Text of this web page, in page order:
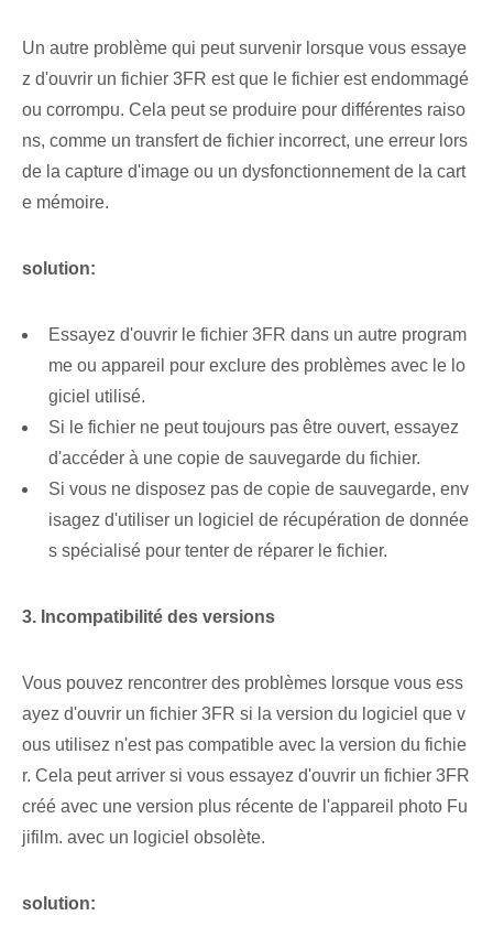
Un autre problème qui peut survenir lorsque vous essaye
z d'ouvrir un fichier 3FR est que le fichier est endommagé
ou corrompu. Cela peut se produire pour différentes raiso
ns, comme un transfert de fichier incorrect, une erreur lors
de la capture d'image ou un dysfonctionnement de la cart
e mémoire.
solution:
Essayez d'ouvrir le fichier 3FR dans un autre program
me ou appareil pour exclure des problèmes avec le lo
giciel utilisé.
Si le fichier ne peut toujours pas être ouvert, essayez
d'accéder à une copie de sauvegarde du fichier.
Si vous ne disposez pas de copie de sauvegarde, env
isagez d'utiliser un logiciel de récupération de donnée
s spécialisé pour tenter de réparer le fichier.
3. Incompatibilité des versions
Vous pouvez rencontrer des problèmes lorsque vous ess
ayez d'ouvrir un fichier 3FR si la version du logiciel que v
ous utilisez n'est pas compatible avec la version du fichie
r. Cela peut arriver si vous essayez d'ouvrir un fichier 3FR
créé avec une version plus récente de l'appareil photo Fu
jifilm. avec un logiciel obsolète.
solution: